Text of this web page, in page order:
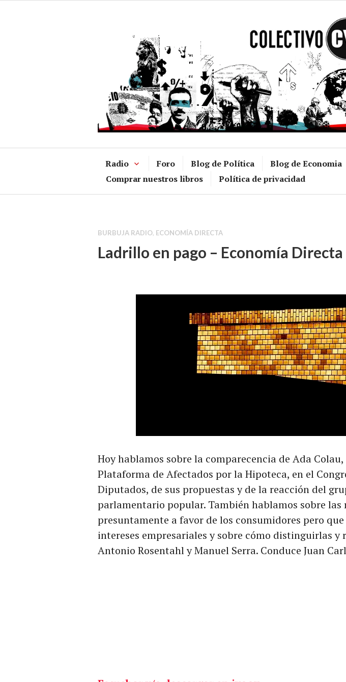
Radio Foro Blog de Política Blog de Economia
Comprar nuestros libros
Política de privacidad
BURBUJA RADIO, ECONOMÍA DIRECTA
Ladrillo en pago – Economía
Hoy hablamos sobre la comparecencia de Ada
Plataforma de Afectados por la Hipoteca, en el
Diputados, de sus propuestas y de la reacción del
parlamentario popular. También hablamos sobre las
presuntamente a favor de los consumidores pero
intereses empresariales y sobre cómo distinguirlas y
Antonio Rosentahl y Manuel Serra. Conduce Juan